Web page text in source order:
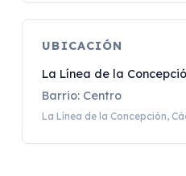
UBICACIÓN
La Línea de la
Barrio: Centro
La Línea de la Concepción,